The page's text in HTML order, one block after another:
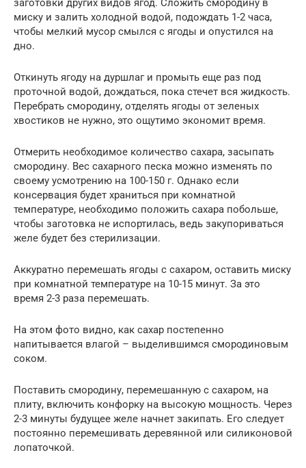
заготовки других видов ягод. Сложить смородину в
миску и залить холодной водой, подождать 1-2 часа,
чтобы мелкий мусор смылся с ягоды и опустился на
дно.
Откинуть ягоду на дуршлаг и промыть еще раз под
проточной водой, дождаться, пока стечет вся жидкость.
Перебрать смородину, отделять ягоды от зеленых
хвостиков не нужно, это ощутимо экономит время.
Отмерить необходимое количество сахара, засыпать
смородину. Вес сахарного песка можно изменять по
своему усмотрению на 100-150 г. Однако если
консервация будет храниться при комнатной
температуре, необходимо положить сахара побольше,
чтобы заготовка не испортилась, ведь закупориваться
желе будет без стерилизации.
Аккуратно перемешать ягоды с сахаром, оставить миску
при комнатной температуре на 10-15 минут. За это
время 2-3 раза перемешать.
На этом фото видно, как сахар постепенно
напитывается влагой – выделившимся смородиновым
соком.
Поставить смородину, перемешанную с сахаром, на
плиту, включить конфорку на высокую мощность. Через
2-3 минуты будущее желе начнет закипать. Его следует
постоянно перемешивать деревянной или силиконовой
лопаточкой.